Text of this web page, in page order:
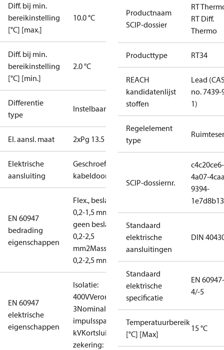
Diff. bij min.
bereikinstelling
[°C] [max.]
10.0 °C
Diff. bij min.
bereikinstelling
[°C] [min.]
2.0 °C
Differentie
type
Instelbaar
El. aansl. maat 2xPg 13.5
Elektrische
aansluiting
Geschroefde
kabeldoorvoer
EN 60947
bedrading
eigenschappen
Flex., beslagringen:
0,2-1,5 mm2
Flex.,
geen beslagringen:
0,2-2,5
mm2Massief/geaderd:
0,2-2,5 mm2
EN 60947
elektrische
eigenschappen
Isolatie:
400VVerontreinigingsgraad:
3Nominale
impulsspanning: 4
kVKortsluitingsbev.,
zekering: 10A
Productnaam
SCIP-dossier
RT
RT Diff.
Thermo
Producttype RT34
REACH
kandidatenlijst
stoffen
Lead
no. 7439-
1)
Regelelement
type
SCIP-dossiernr.
c4c20ce6-
4a07-
9394-
Standaard
elektrische
aansluitingen
DIN
Standaard
elektrische
specificatie
EN 60947-
4/-5
Temperatuurbereik
[°C] [Max]
15 °C